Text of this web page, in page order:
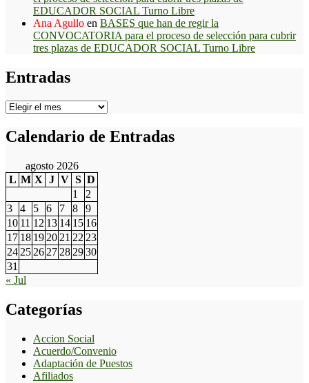
EDUCADOR SOCIAL Turno Libre
Ana Agullo en BASES que han de regir la
CONVOCATORIA para el proceso de selección para cubrir
tres plazas de EDUCADOR SOCIAL Turno Libre
Entradas
Entradas
Calendario de Entradas
agosto 2026
L M X J V S D
1
2
3
4 5 6 7 8
9
10 11 12 13 14 15 16
17 18 19 20 21 22 23
24 25 26 27 28 2930
31
« Jul
Categorías
Accion Social
Acuerdo/Convenio
Adaptación de Puestos
Afiliados